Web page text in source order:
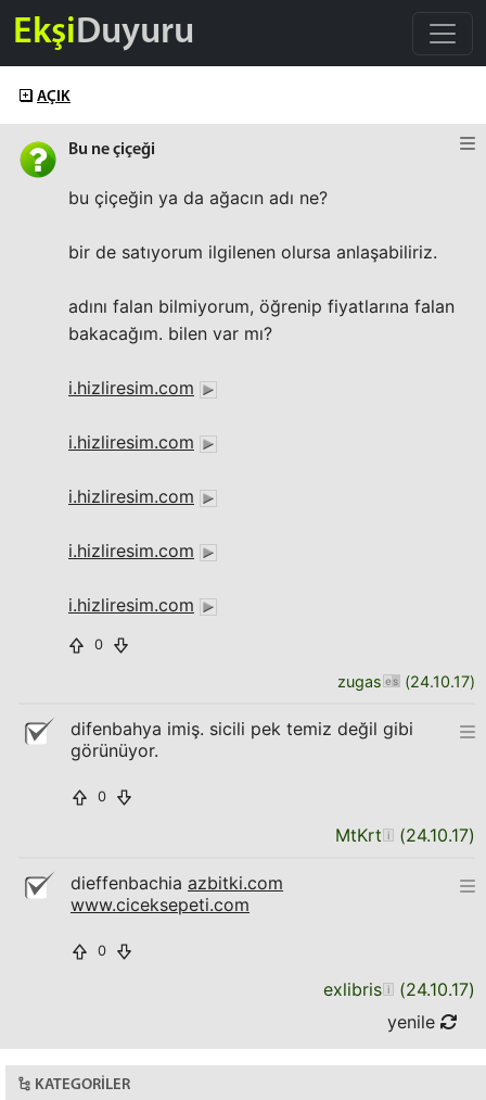
EkşiDuyuru
AÇIK
Bu ne çiçeği
bu çiçeğin ya da ağacın adı ne?
bir de satıyorum ilgilenen olursa anlaşabiliriz.
adını falan bilmiyorum, öğrenip fiyatlarına falan
bakacağım. bilen var mı?
i.hizliresim.com
i.hizliresim.com
i.hizliresim.com
i.hizliresim.com
i.hizliresim.com
0
zugas (24.10.17)
difenbahya imiş. sicili pek temiz değil gibi
görünüyor.
0
MtKrt (24.10.17)
dieffenbachia azbitki.com
www.ciceksepeti.com
0
exlibris (24.10.17)
yenile
KATEGORILER